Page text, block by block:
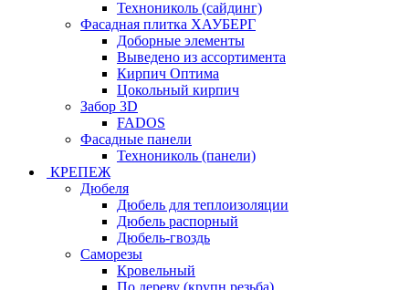
Технониколь (сайдинг)
Фасадная плитка ХАУБЕРГ
Доборные элементы
Выведено из ассортимента
Кирпич Оптима
Цокольный кирпич
Забор 3D
FADOS
Фасадные панели
Технониколь (панели)
КРЕПЕЖ
Дюбеля
Дюбель для теплоизоляции
Дюбель распорный
Дюбель-гвоздь
Саморезы
Кровельный
По дереву (крупн.резьба)